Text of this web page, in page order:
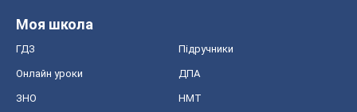
Моя школа
ГДЗ Підручники
Онлайн уроки ДПА
ЗНО НМТ